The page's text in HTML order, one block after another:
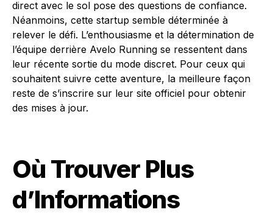
direct avec le sol pose des questions de confiance.
Néanmoins, cette startup semble déterminée à
relever le défi. L’enthousiasme et la détermination de
l’équipe derrière Avelo Running se ressentent dans
leur récente sortie du mode discret. Pour ceux qui
souhaitent suivre cette aventure, la meilleure façon
reste de s’inscrire sur leur site officiel pour obtenir
des mises à jour.
Où Trouver Plus
d’Informations